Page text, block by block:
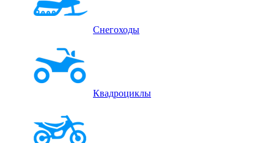
Снегоходы
Квадроциклы